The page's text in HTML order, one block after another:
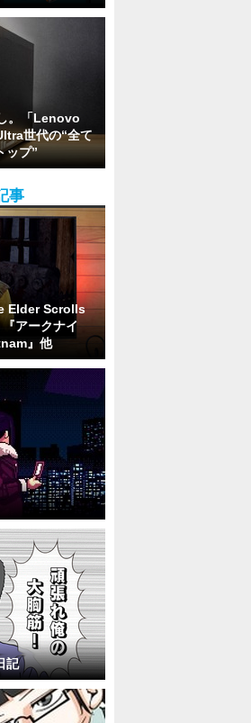
。「Lenovo
世代の“全て
ップ”
事
Elder Scrolls
アークナイ
』他
記